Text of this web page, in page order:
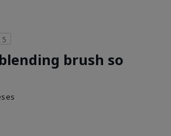
5
brush so